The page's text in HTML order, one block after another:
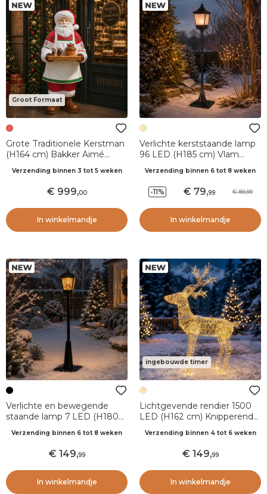
Groot Formaat
Grote Traditionele Kerstman
(H164 cm) Bakker Aimé
Verzending binnen 3 tot 5 weken
999,00
In winkelmandje
Verlichte kerststaande lamp
96 LED (H185 cm) Vlam
Verzending binnen 6 tot 8 weken
-11% 79,99 89,99
In winkelmandje
Verlichte en bewegende
staande lamp 7 LED (H180
Fonkelend
Verzending binnen 6 tot 8 weken
149,99
In winkelmandje
ingebouwde timer
Lichtgevende rendier 1500
LED (H162 cm) Knipperend
Verzending binnen 4 tot 6 weken
149,99
In winkelmandje